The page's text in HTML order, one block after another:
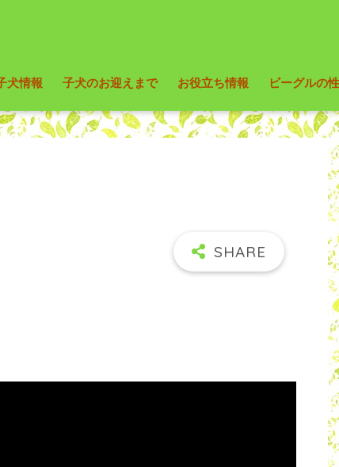
犬情報 子犬のお迎えまで お役立ち情報 ビーグルの